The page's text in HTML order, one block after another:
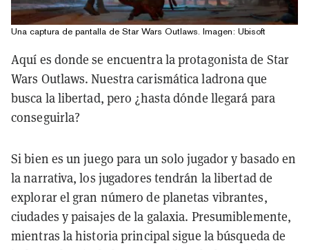
Una captura de pantalla de Star Wars Outlaws. Imagen: Ubisoft
Aquí es donde se encuentra la protagonista de Star
Wars Outlaws. Nuestra carismática ladrona que
busca la libertad, pero ¿hasta dónde llegará para
conseguirla?
Si bien es un juego para un solo jugador y basado en
la narrativa, los jugadores tendrán la libertad de
explorar el gran número de planetas vibrantes,
ciudades y paisajes de la galaxia. Presumiblemente,
mientras la historia principal sigue la búsqueda de